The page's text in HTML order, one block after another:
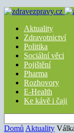
Aktuality
Zdravotnictví
Politika
Sociální věci
Pojištění
Pharma
Rozhovory
E-Health
Ke kávě i čaji
Domů Aktuality